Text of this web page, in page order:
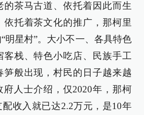
的茶马古道、依托着因此而生
依托着茶文化的推广，那柯里
明星村”。大小不一、各具特色
客栈、特色小吃店、民族手工
笋般出现，村民的日子越来越
府人士介绍，仅2020年，那柯
收入就已达2.2万元，是10年